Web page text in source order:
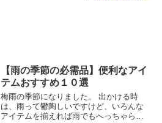
【雨の季節の必需品】便利なアイ
テムおすすめ１０選
梅雨の季節になりました。 出かける時
は、雨って鬱陶しいですけど、いろんな
アイテムを揃えれば雨でもへっちゃらで